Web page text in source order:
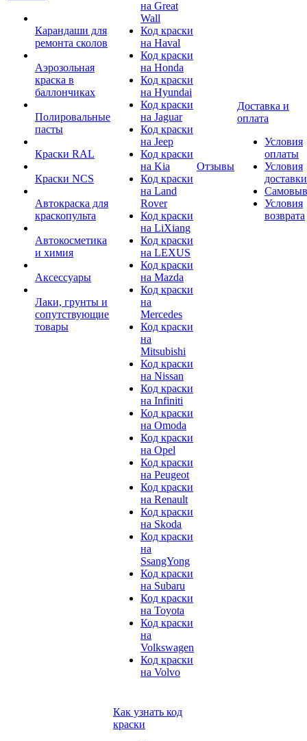
Карандаши для
ремонта сколов
Аэрозольная
краска в
баллончиках
Полировальные
пасты
Краски RAL
Краски NCS
Автокраска для
краскопульта
Автокосметика
и химия
Аксессуары
Лаки, грунты и
сопутствующие
товары
на Great
Wall
Код краски
на Haval
Код краски
на Honda
Код краски
на Hyundai
Код краски
на Jaguar
Код краски
на Jeep
Код краски
на Kia
Код краски
на Land
Rover
Код краски
на LiXiang
Код краски
на LEXUS
Код краски
на Mazda
Код краски
на
Mercedes
Код краски
на
Mitsubishi
Код краски
на Nissan
Код краски
на Infiniti
Код краски
на Omoda
Код краски
на Opel
Код краски
на Peugeot
Код краски
на Renault
Код краски
на Skoda
Код краски
на
SsangYong
Код краски
на Subaru
Код краски
на Toyota
Код краски
на
Volkswagen
Код краски
на Volvo
Отзывы
Доставка и
оплата
Условия
оплаты
Условия
доставки
Условия
возврата
Как узнать код
краски